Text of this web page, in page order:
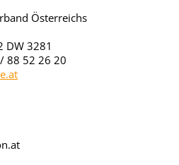
Österreichs
DW 3281
88 52 26 20